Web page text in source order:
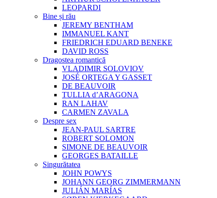
LEOPARDI
Bine și rău
JEREMY BENTHAM
IMMANUEL KANT
FRIEDRICH EDUARD BENEKE
DAVID ROSS
Dragostea romantică
VLADIMIR SOLOVIOV
JOSÉ ORTEGA Y GASSET
DE BEAUVOIR
TULLIA d’ARAGONA
RAN LAHAV
CARMEN ZAVALA
Despre sex
JEAN-PAUL SARTRE
ROBERT SOLOMON
SIMONE DE BEAUVOIR
GEORGES BATAILLE
Singurătatea
JOHN POWYS
JOHANN GEORG ZIMMERMANN
JULIÁN MARÍAS